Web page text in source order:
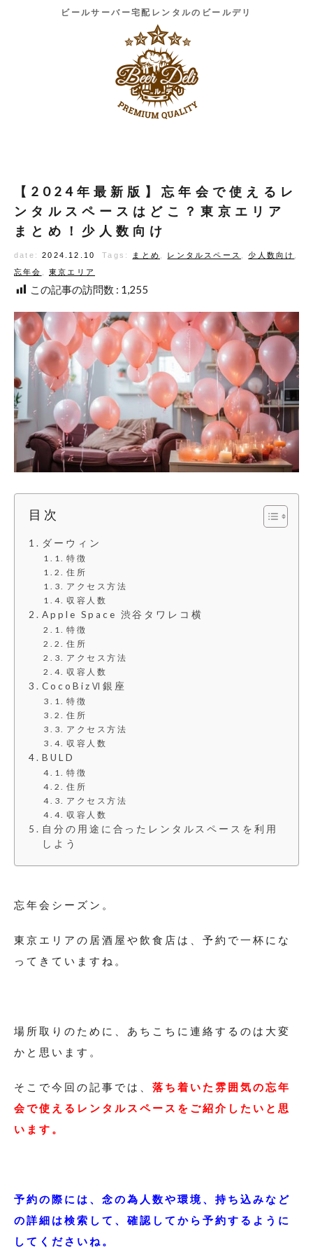
ビールサーバー宅配レンタルのビールデリ
【2024年最新版】忘年会で使えるレ
ンタルスペースはどこ？東京エリア
まとめ！少人数向け
date: 2024.12.10 Tags: まとめ レンタルスペース ,少人数向け
忘年会
,東京エリア
この記事の訪問数 : 1,255
目次
ダーウィン
特徴
住所
アクセス方法
収容人数
Apple Space 渋谷タワレコ横
特徴
住所
アクセス方法
収容人数
CocoBizⅥ銀座
特徴
住所
アクセス方法
収容人数
BULD
特徴
住所
アクセス方法
収容人数
自分の用途に合ったレンタルスペースを利用
しよう
忘年会シーズン。
東京エリアの居酒屋や飲食店は、予約で一杯にな
ってきていますね。
場所取りのために、あちこちに連絡するのは大変
かと思います。
そこで今回の記事では、 落ち着いた雰囲気の忘年
会で使えるレンタルスペースをご紹介したいと思
います。
予約の際には、念の為人数や環境、持ち込みなど
の詳細は検索して、確認してから予約するように
してくださいね。